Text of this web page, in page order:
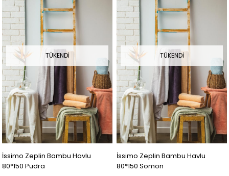
TÜKENDI
İssimo Zeplin Bambu Havlu
80*150 Pudra
TÜKENDI
İssimo Zeplin Bambu Havlu
80*150 Somon